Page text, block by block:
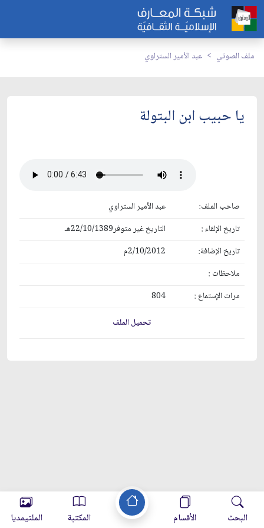
ملف الصوتي عبد الأمير الستراوي
يا حبيب ابن البتولة
صاحب الملف:
عبد الأمير الستراوي
تاريخ الإلقاء :
التاريخ غير متوفر22/10/1389هـ
تاريخ الإضافة:
2/10/2012م
ملاحظات :
مرات الإستماع :
804
تحميل الملف
البحث الأقسام المكتبة الملتيمديا